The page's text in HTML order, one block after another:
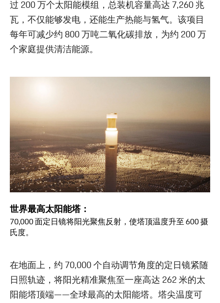
过 200 万个太阳能模组，总装机容量高达 7,260 兆
瓦，不仅能够发电，还能生产热能与氢气。该项目
每年可减少约 800 万吨二氧化碳排放，为约 200 万
个家庭提供清洁能源。
世界最高太阳能塔：
70,000 面定日镜将阳光聚焦反射，使塔顶温度升至 600 摄
氏度。
在地面上，约 70,000 个自动调节角度的定日镜紧随
日照轨迹，将阳光精准聚焦至一座高达 262 米的太
阳能塔顶端——全球最高的太阳能塔。塔尖温度可